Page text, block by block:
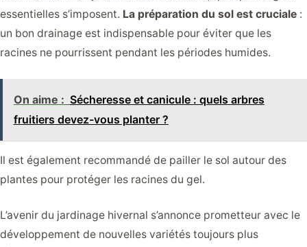
essentielles s’imposent. La préparation du sol est cruciale :
un bon drainage est indispensable pour éviter que les
racines ne pourrissent pendant les périodes humides.
On aime : Sécheresse et canicule : quels arbres
fruitiers devez-vous planter ?
Il est également recommandé de pailler le sol autour des
plantes pour protéger les racines du gel.
L’avenir du jardinage hivernal s’annonce prometteur avec le
développement de nouvelles variétés toujours plus